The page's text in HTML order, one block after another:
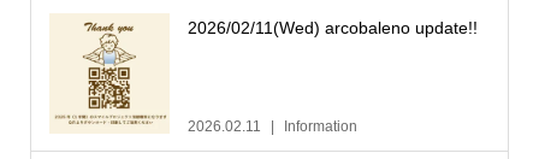
2026/02/11(Wed) arcobaleno update!!
2026.02.11 Information